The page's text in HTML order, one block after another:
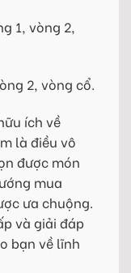
1, vòng 2,
2, vòng cổ.
ích về
là điều vô
được món
mua
ưa chuộng.
và giải đáp
bạn về lĩnh